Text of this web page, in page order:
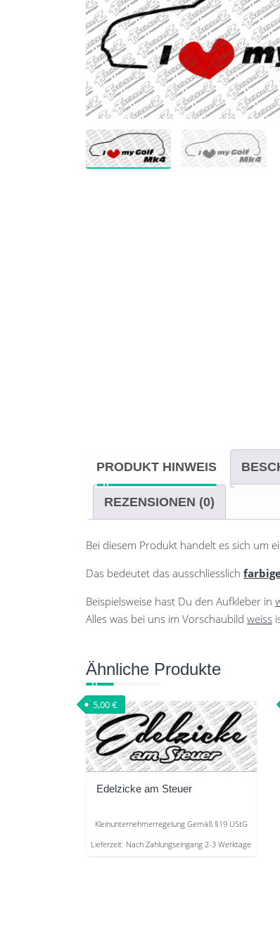
PRODUKT HINWEIS
REZENSIONEN (0)
Bei diesem Produkt handelt es sich um
Das bedeutet das ausschliesslich
Beispielsweise hast Du den Aufkleber in
Alles was bei uns im Vorschaubild weiss
Ähnliche Produkte
Edelzicke am Steuer
5,00€
Kleinunternehmerregelung Gemäß §19 UStG
Lieferzeit: Nach Zahlungseingang 2-3 Werktage